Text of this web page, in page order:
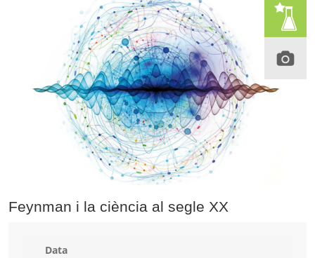
Feynman i la ciència al segle XX
Data